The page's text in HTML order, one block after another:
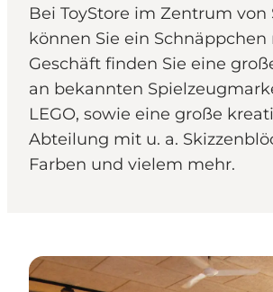
Bei ToyStore im Zentrum von
können Sie ein
Geschäft finden Sie eine
an bekannten
LEGO, sowie eine große
Abteilung mit u. a.
Farben und vielem mehr.